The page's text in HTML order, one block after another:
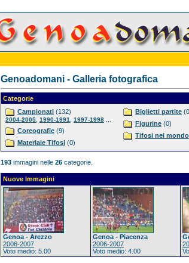
Genoadomani - Galleria fotografica
Categorie
Campionati (132)
2004-2005 1990-1991 1997-1998
Coreografie (9)
Materiale Tifosi (0)
Biglietti partite
Figurine (0)
Tifosi nel mondo
193 immagini nelle 26 categorie.
Nuove Immagini
Genoa - Arezzo
2006-2007
Voto medio: 5.00
Genoa - Piacenza
2006-2007
Voto medio: 4.00